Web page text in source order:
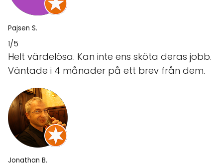
Pajsen S.
1/5
Helt värdelösa. Kan inte ens sköta deras jobb.
Väntade i 4 månader på ett brev från dem.
Jonathan B.